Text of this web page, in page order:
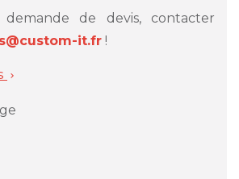
de devis, contacter
it.fr !
